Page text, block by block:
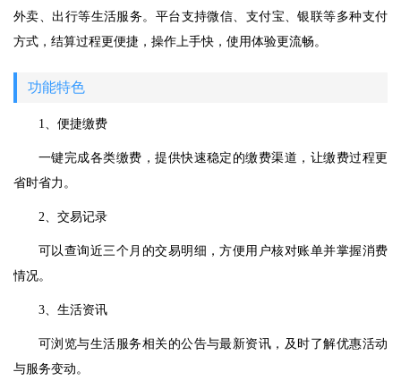
外卖、出行等生活服务。平台支持微信、支付宝、银联等多种支付
方式，结算过程更便捷，操作上手快，使用体验更流畅。
功能特色
1、便捷缴费
一键完成各类缴费，提供快速稳定的缴费渠道，让缴费过程更
省时省力。
2、交易记录
可以查询近三个月的交易明细，方便用户核对账单并掌握消费
情况。
3、生活资讯
可浏览与生活服务相关的公告与最新资讯，及时了解优惠活动
与服务变动。